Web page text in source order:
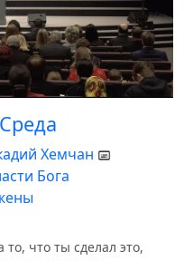
Хемчан
Бога
то, что ты сделал это,